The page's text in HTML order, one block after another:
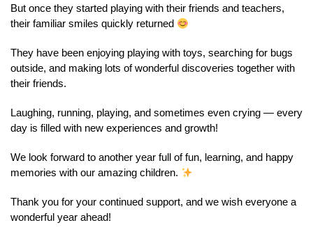
But once they started playing with their friends and teachers,
their familiar smiles quickly returned
They have been enjoying playing with toys, searching for bugs
outside, and making lots of wonderful discoveries together with
their friends.
Laughing, running, playing, and sometimes even crying — every
day is filled with new experiences and growth!
We look forward to another year full of fun, learning, and happy
memories with our amazing children.
Thank you for your continued support, and we wish everyone a
wonderful year ahead!